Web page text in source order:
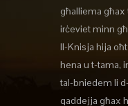
għalliema għax
irċeviet minn
Il-Knisja hija
hena u t-tama,
tal-bniedem li
qaddejja għax